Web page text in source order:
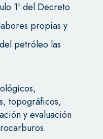
1º del Decreto
propias y
petróleo las
topográficos,
y evaluación